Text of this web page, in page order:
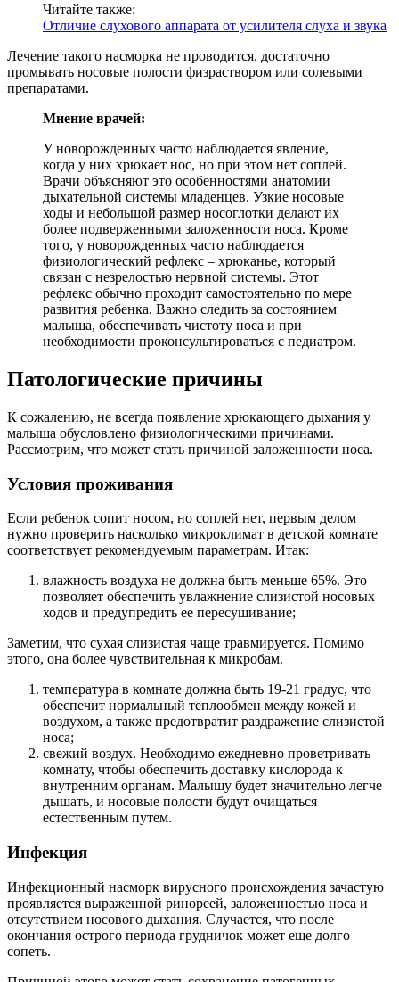
Читайте также:
Отличие слухового аппарата от усилителя слуха и звука
Лечение такого насморка не проводится, достаточно
промывать носовые полости физраствором или солевыми
препаратами.
Мнение врачей:
У новорожденных часто наблюдается явление,
когда у них хрюкает нос, но при этом нет соплей.
Врачи объясняют это особенностями анатомии
дыхательной системы младенцев. Узкие носовые
ходы и небольшой размер носоглотки делают их
более подверженными заложенности носа. Кроме
того, у новорожденных часто наблюдается
физиологический рефлекс – хрюканье, который
связан с незрелостью нервной системы. Этот
рефлекс обычно проходит самостоятельно по мере
развития ребенка. Важно следить за состоянием
малыша, обеспечивать чистоту носа и при
необходимости проконсультироваться с педиатром.
Патологические причины
К сожалению, не всегда появление хрюкающего дыхания у
малыша обусловлено физиологическими причинами.
Рассмотрим, что может стать причиной заложенности носа.
Условия проживания
Если ребенок сопит носом, но соплей нет, первым делом
нужно проверить насколько микроклимат в детской комнате
соответствует рекомендуемым параметрам. Итак:
влажность воздуха не должна быть меньше 65%. Это
позволяет обеспечить увлажнение слизистой носовых
ходов и предупредить ее пересушивание;
Заметим, что сухая слизистая чаще травмируется. Помимо
этого, она более чувствительная к микробам.
температура в комнате должна быть 19-21 градус, что
обеспечит нормальный теплообмен между кожей и
воздухом, а также предотвратит раздражение слизистой
носа;
свежий воздух. Необходимо ежедневно проветривать
комнату, чтобы обеспечить доставку кислорода к
внутренним органам. Малышу будет значительно легче
дышать, и носовые полости будут очищаться
естественным путем.
Инфекция
Инфекционный насморк вирусного происхождения зачастую
проявляется выраженной ринореей, заложенностью носа и
отсутствием носового дыхания. Случается, что после
окончания острого периода грудничок может еще долго
сопеть.